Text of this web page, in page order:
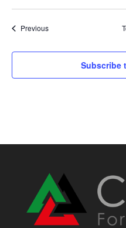
PreviousEvents
Subscribe